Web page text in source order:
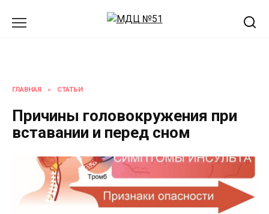
ГЛАВНАЯ » СТАТЬИ
Причины головокружения при
вставании и перед сном